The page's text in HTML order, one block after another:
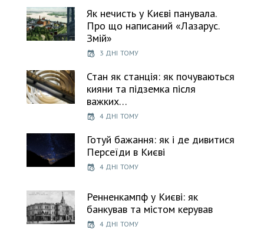
Як нечисть у Києві панувала.
Про що написаний «Лазарус.
Змій»
3 ДНІ ТОМУ
Стан як станція: як почуваються
кияни та підземка після
важких…
4 ДНІ ТОМУ
Готуй бажання: як і де дивитися
Персеїди в Києві
4 ДНІ ТОМУ
Ренненкампф у Києві: як
банкував та містом керував
4 ДНІ ТОМУ